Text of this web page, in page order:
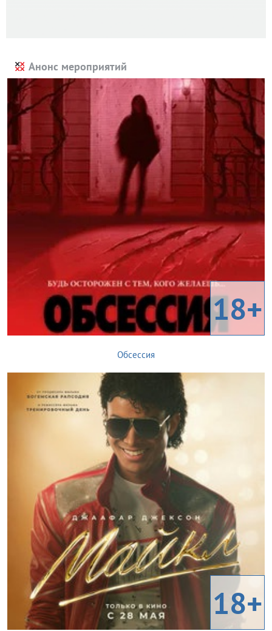
Анонс мероприятий
18+
Обсессия
18+